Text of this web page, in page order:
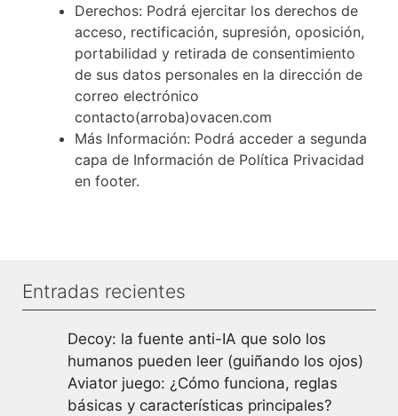
Derechos: Podrá ejercitar los derechos de
acceso, rectificación, supresión, oposición,
portabilidad y retirada de consentimiento
de sus datos personales en la dirección de
correo electrónico
contacto(arroba)ovacen.com
Más Información: Podrá acceder a segunda
capa de Información de Política Privacidad
en footer.
Entradas recientes
Decoy: la fuente anti-IA que solo los
humanos pueden leer (guiñando los ojos)
Aviator juego: ¿Cómo funciona, reglas
básicas y características principales?